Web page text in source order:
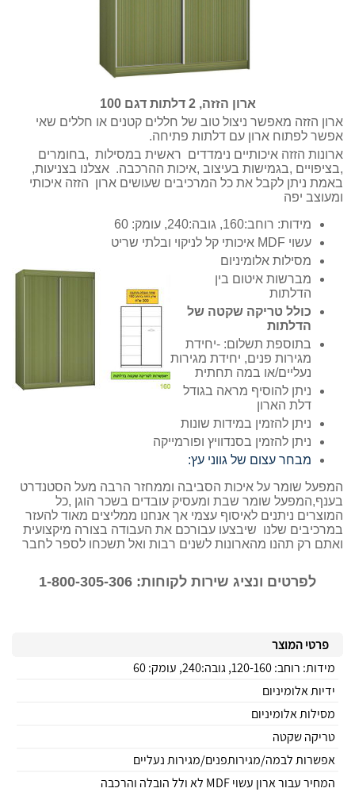
ארון הזזה, 2 דלתות דגם 100
ארון הזזה מאפשר ניצול טוב של חללים קטנים או חללים שאי
אפשר לפתוח ארון עם דלתות פתיחה.
ארונות הזזה איכותיים נימדדים ראשית במסילות ,בחומרים
,בציפויים ,בגמישות בעיצוב ,איכות ההרכבה. אצלנו בצניעות,
באמת ניתן לקבל את כל המרכיבים שעושים ארון הזזה איכותי
ומעוצב יפה
מידות: רוחב:160, גובה:240, עומק: 60
עשוי MDF איכותי קל לניקוי ובלתי שריט
מסילות אלומיניום
מברשות איטום בין
הדלתות
כולל טריקה שקטה של
הדלתות
בתוספת תשלום: -יחידת
מגירות פנים, יחידת מגירות
נעליים/או במה תחתית
ניתן להוסיף מראה בגודל
דלת הארון
ניתן להזמין במידות שונות
ניתן להזמין בסנדוויץ ופורמייקה
מבחר עצום של גווני עץ:
המפעל שומר על איכות הסביבה וממחזר הרבה מעל הסטנדרט
בענף,המפעל שומר שבת ומעסיק עובדים בשכר הוגן ,כל
המוצרים ניתנים לאיסוף עצמי אך אנחנו ממליצים מאוד להעזר
במרכיבים שלנו שיבצעו עבורכם את העבודה בצורה מיקצועית
ואתם רק תהנו מהארונות לשנים רבות ואל תשכחו לספר לחבר
לפרטים ונציג שירות לקוחות: 1-800-305-306
פרטי המוצר
מידות: רוחב: 120-160, גובה:240, עומק: 60
ידיות אלומיניום
מסילות אלומיניום
טריקה שקטה
אפשרות לבמה/מגירותפנים/מגירות נעליים
המחיר עבור ארון עשוי MDF לא ולל הובלה והרכבה